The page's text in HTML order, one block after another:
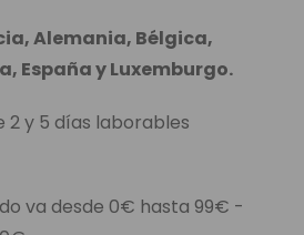
Alemania, Bélgica,
España y Luxemburgo.
2 y 5 días laborables
va desde 0€ hasta 99€ -